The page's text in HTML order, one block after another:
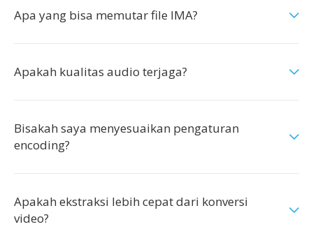
Apa yang bisa memutar file IMA?
Apakah kualitas audio terjaga?
Bisakah saya menyesuaikan pengaturan
encoding?
Apakah ekstraksi lebih cepat dari konversi
video?